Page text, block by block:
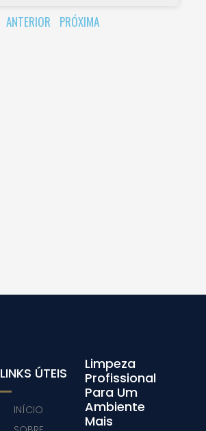
ANTERIOR PRÓXIMA
Limpeza
Profissional
Para Um
Ambiente
Mais
LINKS ÚTEIS
INÍCIO